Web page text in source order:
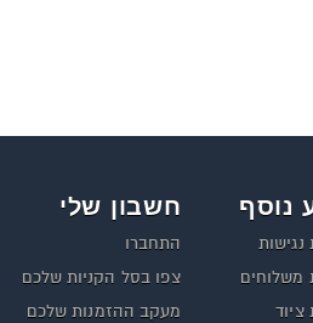
נוסף
משלוחים
חשבון שלי
התחברו
צפו בסל הקניות שלכם
מעקב ההזמנות שלכם